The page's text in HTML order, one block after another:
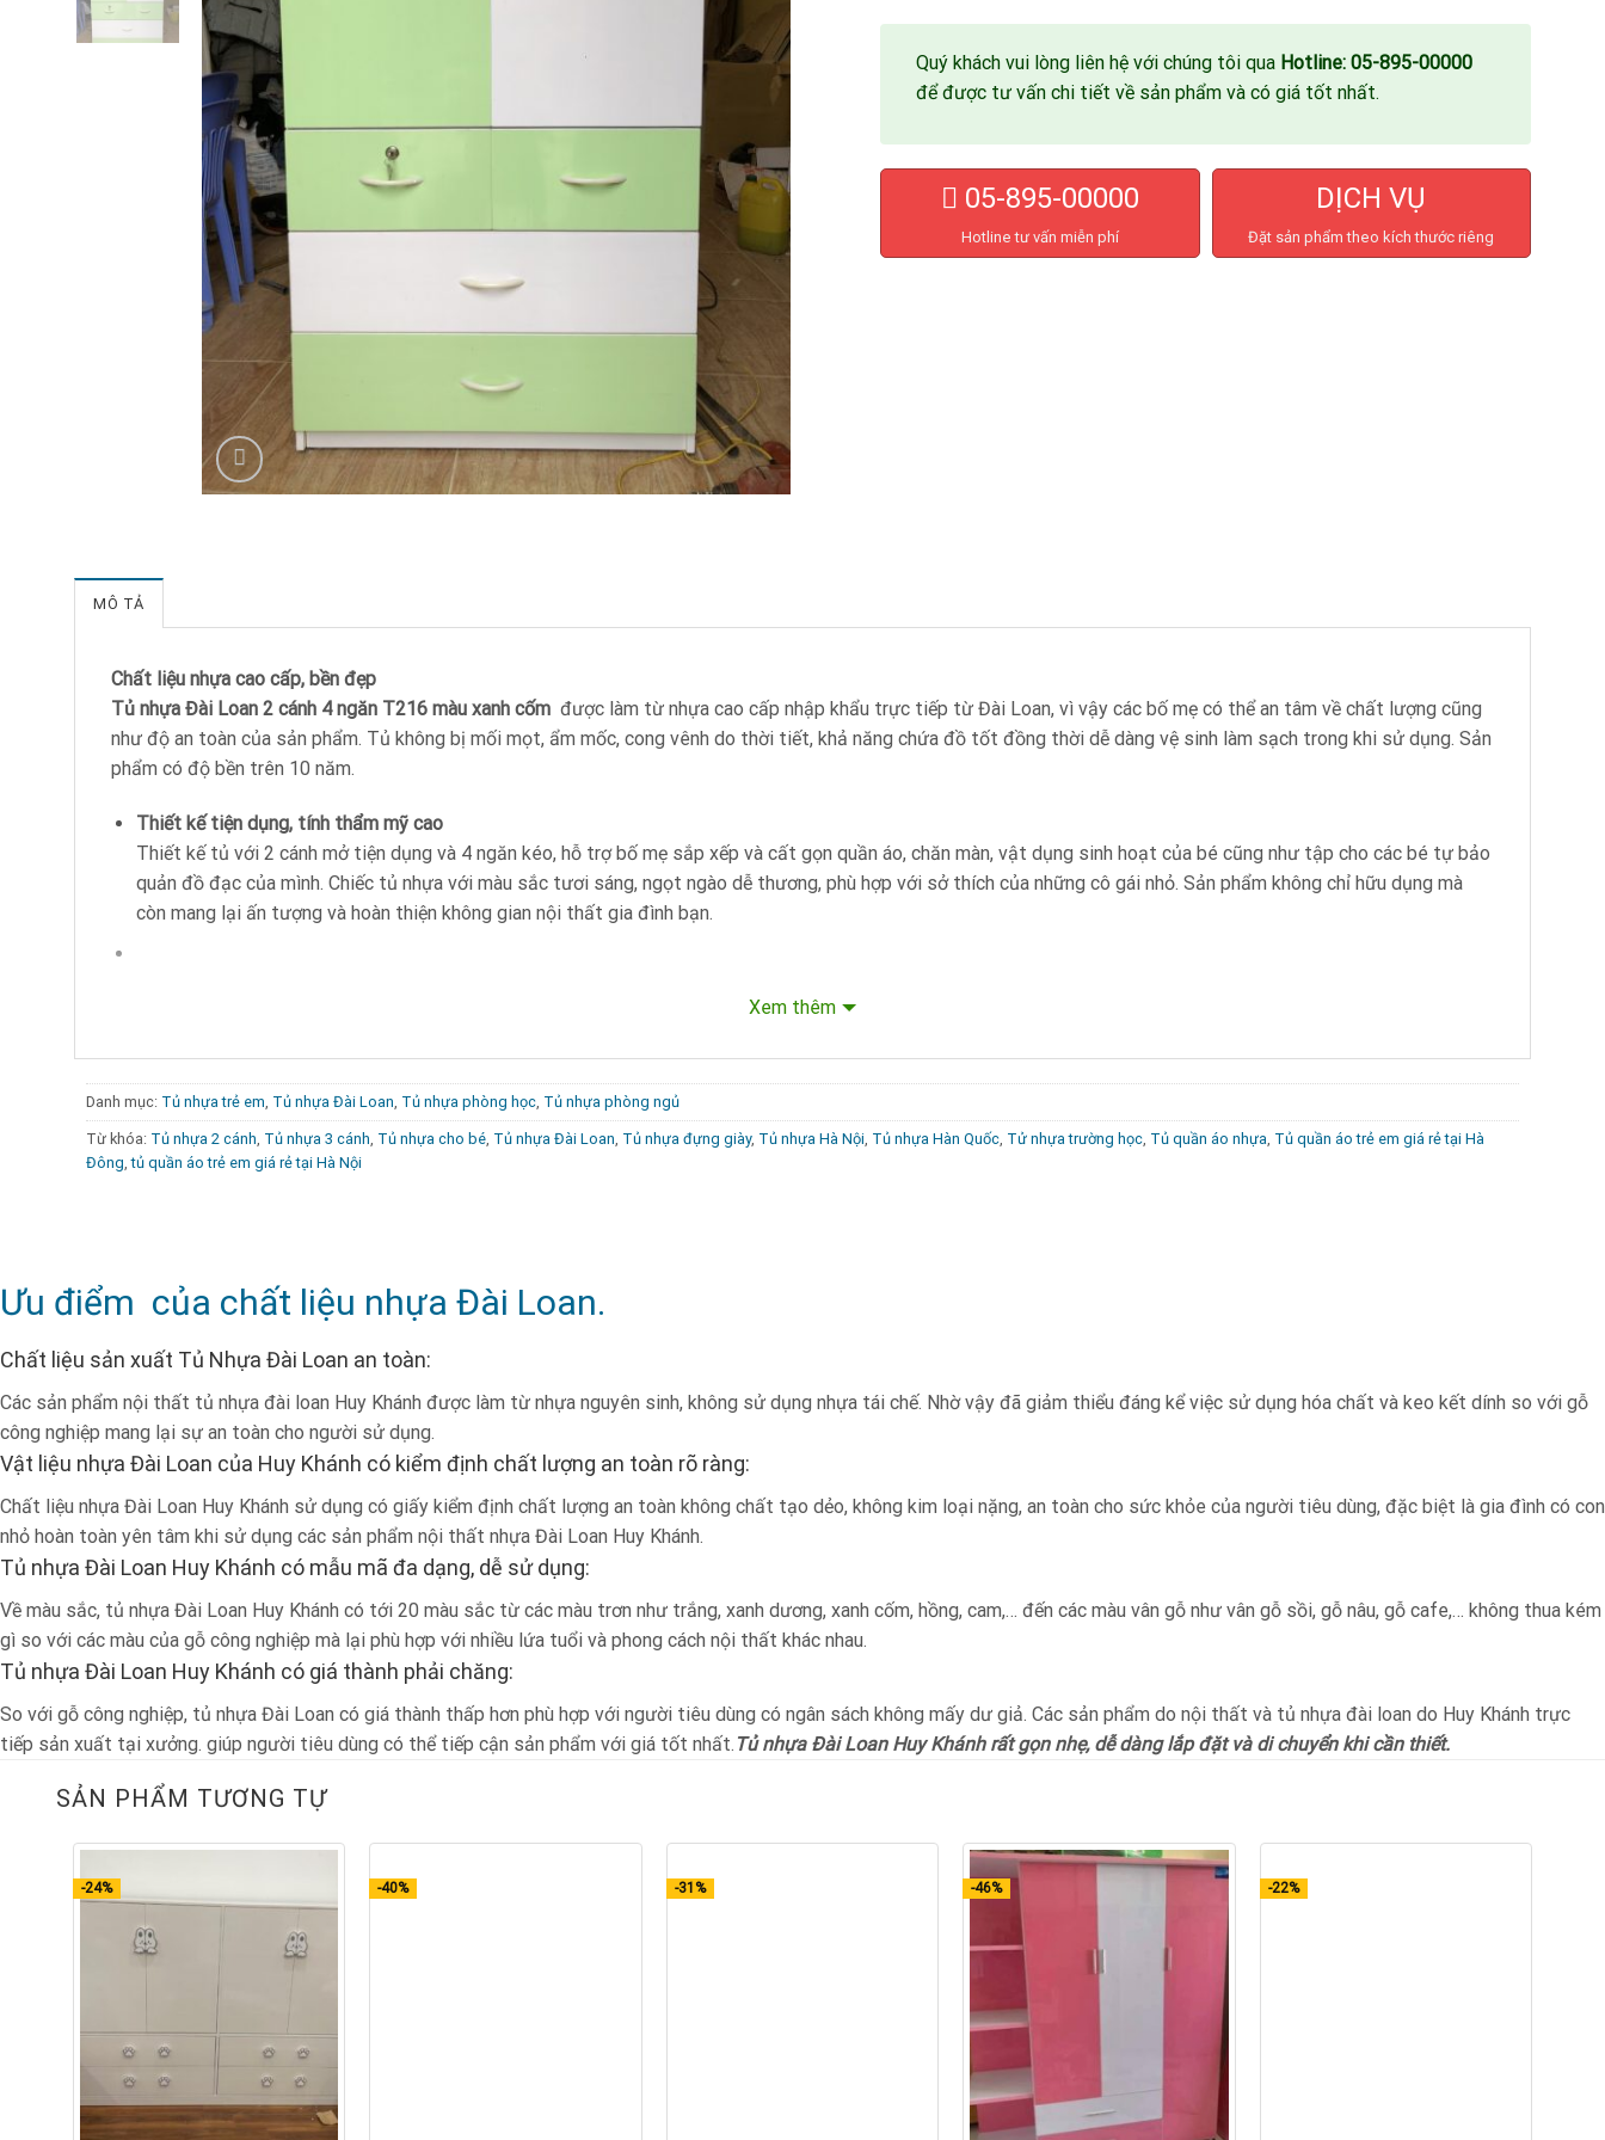
Quý khách vui lòng liên hệ với chúng tôi qua Hotline: 05-895-00000
để được tư vấn chi tiết về sản phẩm và có giá tốt nhất.
05-895-00000
Hotline tư vấn miễn phí
DỊCH VỤ
Đặt sản phẩm theo kích thước riêng
MÔ TẢ
Chất liệu nhựa cao cấp, bền đẹp
Tủ nhựa Đài Loan 2 cánh 4 ngăn T216 màu xanh cốm được làm từ nhựa cao cấp nhập khẩu trực tiếp từ Đài Loan, vì vậy các bố mẹ có thể an tâm về chất lượng cũng
như độ an toàn của sản phẩm. Tủ không bị mối mọt, ẩm mốc, cong vênh do thời tiết, khả năng chứa đồ tốt đồng thời dễ dàng vệ sinh làm sạch trong khi sử dụng. Sản
phẩm có độ bền trên 10 năm.
Thiết kế tiện dụng, tính thẩm mỹ cao
Thiết kế tủ với 2 cánh mở tiện dụng và 4 ngăn kéo, hỗ trợ bố mẹ sắp xếp và cất gọn quần áo, chăn màn, vật dụng sinh hoạt của bé cũng như tập cho các bé tự bảo
quản đồ đạc của mình. Chiếc tủ nhựa với màu sắc tươi sáng, ngọt ngào dễ thương, phù hợp với sở thích của những cô gái nhỏ. Sản phẩm không chỉ hữu dụng mà
còn mang lại ấn tượng và hoàn thiện không gian nội thất gia đình bạn.
Bảo hành :10 năm.
Chất liệu :Nhựa cao cấp cam kết không mùi, an toàn không bị ẩm mốc, tấm nhựa dày dặn, độ bền cao.
Tính năng : Đựng quần áo, treo quần áo dài, đựng đồ gia dụng trong gia đình.
8 lý do bạn nên mua tủ nhựa đài loan của Nội Thất Huy Khánh
Xem thêm
Danh mục: Tủ nhựa trẻ em Tủ nhựa Đài Loan Tủ nhựa phòng học Tủ nhựa phòng ngủ
Từ khóa: Tủ nhựa 2 cánh Tủ nhựa 3 cánh Tủ nhựa cho bé Tủ nhựa Đài Loan Tủ nhựa đựng giày, Tủ nhựa Hà Nội Tủ nhựa Hàn Quốc Tử nhựa trường học Tủ quần áo nhựa Tủ quần áo trẻ em giá rẻ tại Hà
Đông ,tủ quần áo trẻ em giá rẻ tại Hà Nội
Ưu điểm của chất liệu nhựa Đài Loan.
Chất liệu sản xuất Tủ Nhựa Đài Loan an toàn:
Các sản phẩm nội thất tủ nhựa đài loan Huy Khánh được làm từ nhựa nguyên sinh, không sử dụng nhựa tái chế. Nhờ vậy đã giảm thiểu đáng kể việc sử dụng hóa chất và keo kết dính so với gỗ
công nghiệp mang lại sự an toàn cho người sử dụng.
Vật liệu nhựa Đài Loan của Huy Khánh có kiểm định chất lượng an toàn rõ ràng:
Chất liệu nhựa Đài Loan Huy Khánh sử dụng có giấy kiểm định chất lượng an toàn không chất tạo dẻo, không kim loại nặng, an toàn cho sức khỏe của người tiêu dùng, đặc biệt là gia đình có con
nhỏ hoàn toàn yên tâm khi sử dụng các sản phẩm nội thất nhựa Đài Loan Huy Khánh.
Tủ nhựa Đài Loan Huy Khánh có mẫu mã đa dạng, dễ sử dụng:
Về màu sắc, tủ nhựa Đài Loan Huy Khánh có tới 20 màu sắc từ các màu trơn như trắng, xanh dương, xanh cốm, hồng, cam,… đến các màu vân gỗ như vân gỗ sồi, gỗ nâu, gỗ cafe,… không thua kém
gì so với các màu của gỗ công nghiệp mà lại phù hợp với nhiều lứa tuổi và phong cách nội thất khác nhau.
Tủ nhựa Đài Loan Huy Khánh có giá thành phải chăng:
So với gỗ công nghiệp, tủ nhựa Đài Loan có giá thành thấp hơn phù hợp với người tiêu dùng có ngân sách không mấy dư giả. Các sản phẩm do nội thất và tủ nhựa đài loan do Huy Khánh trực
tiếp sản xuất tại xưởng. giúp người tiêu dùng có thể tiếp cận sản phẩm với giá tốt nhất. Tủ nhựa Đài Loan Huy Khánh rất gọn nhẹ, dễ dàng lắp đặt và di chuyển khi cần thiết.
SẢN PHẨM TƯƠNG TỰ
-24% -40% -31% -46% -22%